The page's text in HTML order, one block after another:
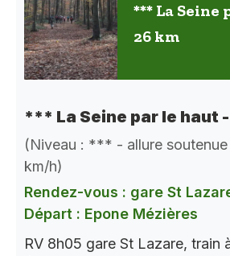
*** La Seine
26 km
*** La Seine par le haut
(Niveau : *** - allure
km/h)
Rendez-vous : gare St
Départ : Epone Mézières
RV 8h05 gare St Lazare, train